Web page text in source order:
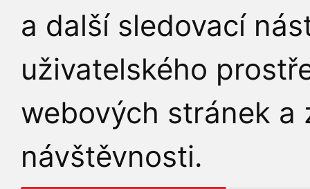
a další sledovací
uživatelského
webových stránek a
návštěvnosti.